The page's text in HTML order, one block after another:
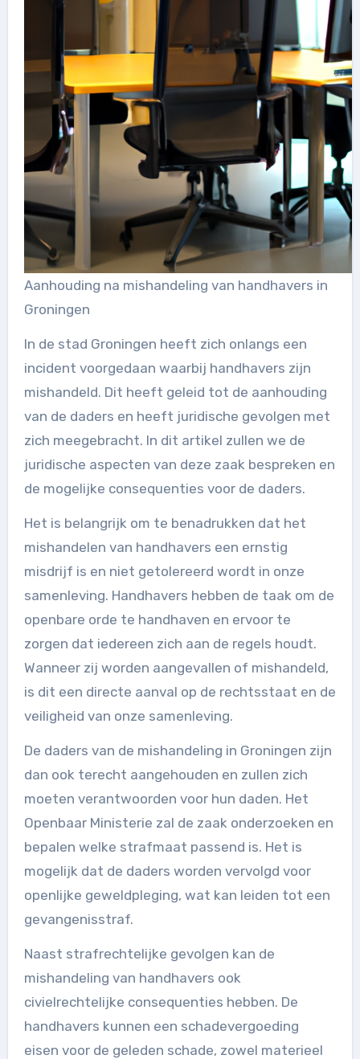
Aanhouding na mishandeling van handhavers in
Groningen
In de stad Groningen heeft zich onlangs een
incident voorgedaan waarbij handhavers zijn
mishandeld. Dit heeft geleid tot de aanhouding
van de daders en heeft juridische gevolgen met
zich meegebracht. In dit artikel zullen we de
juridische aspecten van deze zaak bespreken en
de mogelijke consequenties voor de daders.
Het is belangrijk om te benadrukken dat het
mishandelen van handhavers een ernstig
misdrijf is en niet getolereerd wordt in onze
samenleving. Handhavers hebben de taak om de
openbare orde te handhaven en ervoor te
zorgen dat iedereen zich aan de regels houdt.
Wanneer zij worden aangevallen of mishandeld,
is dit een directe aanval op de rechtsstaat en de
veiligheid van onze samenleving.
De daders van de mishandeling in Groningen zijn
dan ook terecht aangehouden en zullen zich
moeten verantwoorden voor hun daden. Het
Openbaar Ministerie zal de zaak onderzoeken en
bepalen welke strafmaat passend is. Het is
mogelijk dat de daders worden vervolgd voor
openlijke geweldpleging, wat kan leiden tot een
gevangenisstraf.
Naast strafrechtelijke gevolgen kan de
mishandeling van handhavers ook
civielrechtelijke consequenties hebben. De
handhavers kunnen een schadevergoeding
eisen voor de geleden schade, zowel materieel